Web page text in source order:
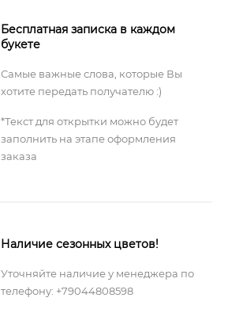
Бесплатная записка в каждом
букете
Самые важные слова, которые Вы
хотите передать получателю :)
*Текст для открытки можно будет
заполнить на этапе оформления
заказа
Наличие сезонных цветов!
Уточняйте наличие у менеджера по
телефону: +79044808598